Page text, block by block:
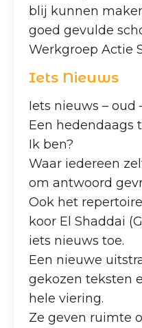
blij kunnen
goed gevulde
Werkgroep Actie
Iets Nieuws
Iets nieuws – oud
Een hedendaags
Ik ben?
Waar iedereen
om antwoord
Ook het
koor El Shaddai
iets nieuws toe.
Een nieuwe
gekozen teksten
hele viering.
Ze geven ruimte